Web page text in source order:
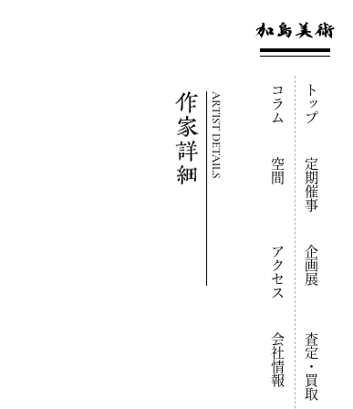
トップ
定期催事
企画展
査定・買取
コラム
空間
アクセス
会社情報
ARTIST DETAILS